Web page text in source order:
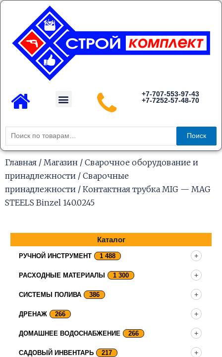
Перейти
содержимому
Menu
+7-707-553-97-43
+7-7252-57-48-70
Искать:
Поиск
Главная / Магазин / Сварочное оборудование и
принадлежности / Сварочные
принадлежности / Контактная трубка MIG — MAG
STEELS Binzel 140.0245
Каталог
РУЧНОЙ ИНСТРУМЕНТ 1 488
РАСХОДНЫЕ МАТЕРИАЛЫ 1 300
СИСТЕМЫ ПОЛИВА 386
ДРЕНАЖ 266
ДОМАШНЕЕ ВОДОСНАБЖЕНИЕ 266
САДОВЫЙ ИНВЕНТАРЬ 217